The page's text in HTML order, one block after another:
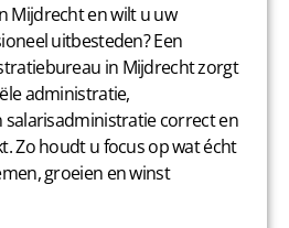
Mijdrecht en wilt u uw
uitbesteden? Een
in Mijdrecht zorgt
administratie,
salarisadministratie correct en
Zo houdt u focus op wat écht
groeien en winst